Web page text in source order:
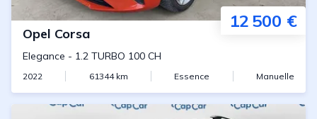
12 500 €
Opel Corsa
Elegance - 1.2 TURBO 100 CH
2022 61344km Essence Manuelle